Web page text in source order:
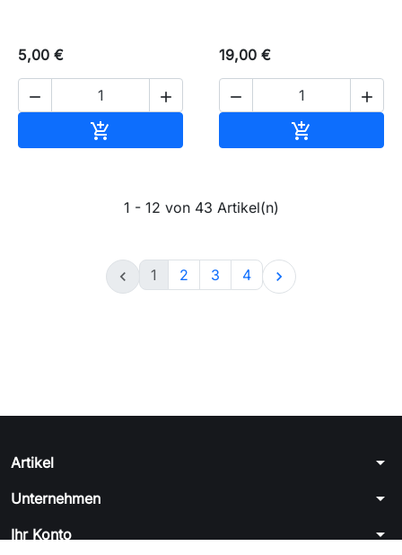
5,00 €
 

19,00 €
 

1 - 12 von 43 Artikel(n)
 1 2 3 4 
Artikel arrow_drop_down
Unternehmen arrow_drop_down
Ihr Konto arrow_drop_down